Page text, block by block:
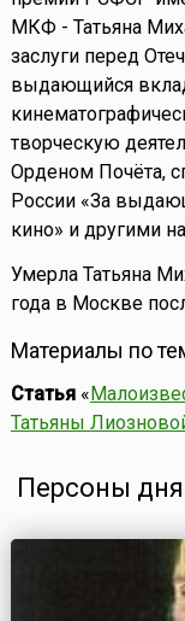
МКФ - Татьяна
заслуги перед
выдающийся
творческую
Орденом Почёта,
России «За
кино» и другими
Умерла Татьяна
года в Москве
Материалы по
Статья«
Татьяны
Персоны дня